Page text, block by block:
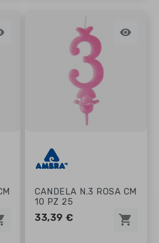

CANDELA N.3 ROSA CM
10 PZ 25
33,39 € shopping_cart